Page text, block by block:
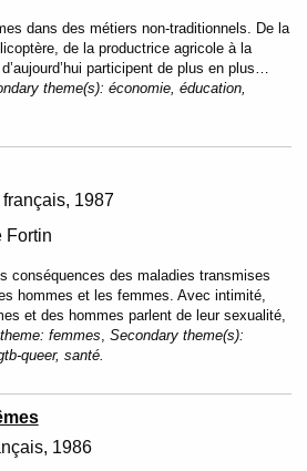
dans des métiers non-traditionnels. De la
de la productrice agricole à la
participent de plus en plus…
theme(s): économie, éducation,
français 1987
Fortin
conséquences des maladies transmises
hommes et les femmes. Avec intimité,
et des hommes parlent de leur sexualité,
femmes Secondary theme(s):
queer, santé.
1986